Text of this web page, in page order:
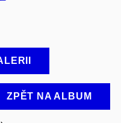
ZPĚT NA ALBUM